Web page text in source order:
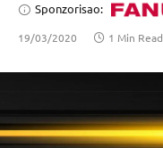
Sponzorisao:
19/03/2020 1 Min Read